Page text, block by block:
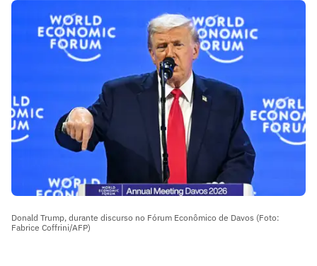
Donald Trump, durante discurso no Fórum Econômico de Davos (Foto:
Fabrice Coffrini/AFP)